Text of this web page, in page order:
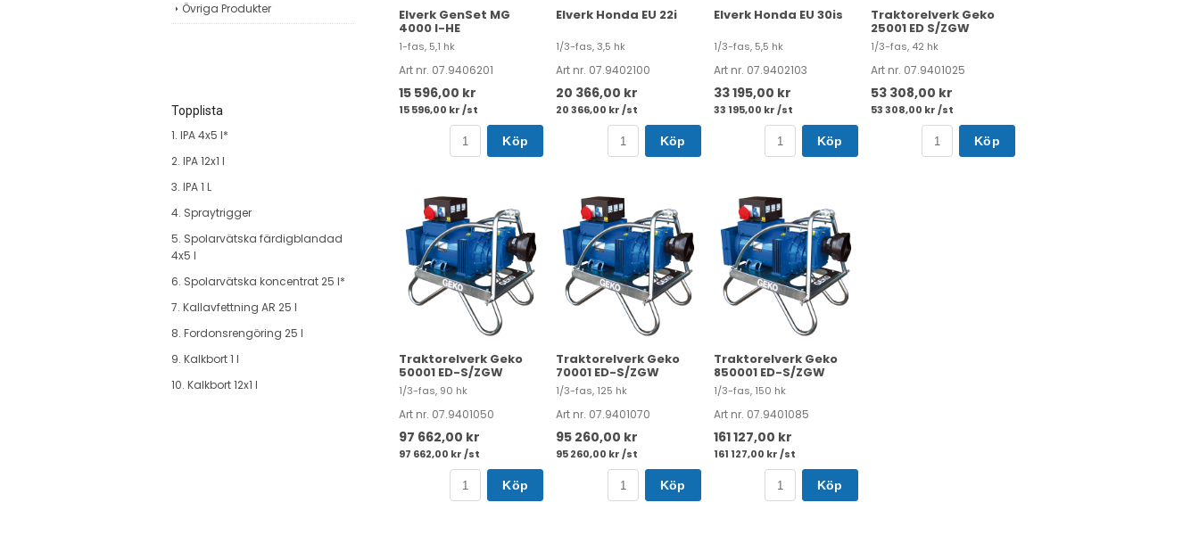
Övriga Produkter
Topplista
1. IPA 4x5 l*
2. IPA 12x1 l
3. IPA 1 L
4. Spraytrigger
5. Spolarvätska färdigblandad
4x5 l
6. Spolarvätska koncentrat 25 l*
7. Kallavfettning AR 25 l
8. Fordonsrengöring 25 l
9. Kalkbort 1 l
10. Kalkbort 12x1 l
Elverk GenSet MG
4000 I-HE
1-fas, 5,1 hk
Art nr. 07.9406201
15 596,00 kr
15 596,00 kr /st
Köp
Elverk Honda EU 22i
1/3-fas, 3,5 hk
Art nr. 07.9402100
20 366,00 kr
20 366,00 kr /st
Köp
Elverk Honda EU 30is
1/3-fas, 5,5 hk
Art nr. 07.9402103
33 195,00 kr
33 195,00 kr /st
Köp
Traktorelverk Geko
25001 ED S/ZGW
1/3-fas, 42 hk
Art nr. 07.9401025
53 308,00 kr
53 308,00 kr /st
Köp
Traktorelverk Geko
50001 ED-S/ZGW
1/3-fas, 90 hk
Art nr. 07.9401050
97 662,00 kr
97 662,00 kr /st
Köp
Traktorelverk Geko
70001 ED-S/ZGW
1/3-fas, 125 hk
Art nr. 07.9401070
95 260,00 kr
95 260,00 kr /st
Köp
Traktorelverk Geko
850001 ED-S/ZGW
1/3-fas, 150 hk
Art nr. 07.9401085
161 127,00 kr
161 127,00 kr /st
Köp